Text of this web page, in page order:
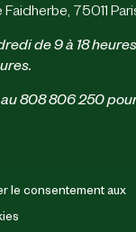
le consentement aux
75011
de 9 à 18
808 806 250
de vente